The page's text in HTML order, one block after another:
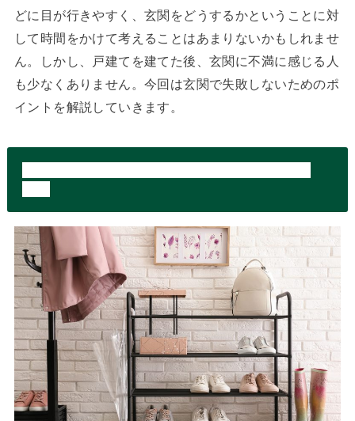
どに目が行きやすく、玄関をどうするかということに対
して時間をかけて考えることはあまりないかもしれませ
ん。しかし、戸建てを建てた後、玄関に不満に感じる人
も少なくありません。今回は玄関で失敗しないためのポ
イントを解説していきます。